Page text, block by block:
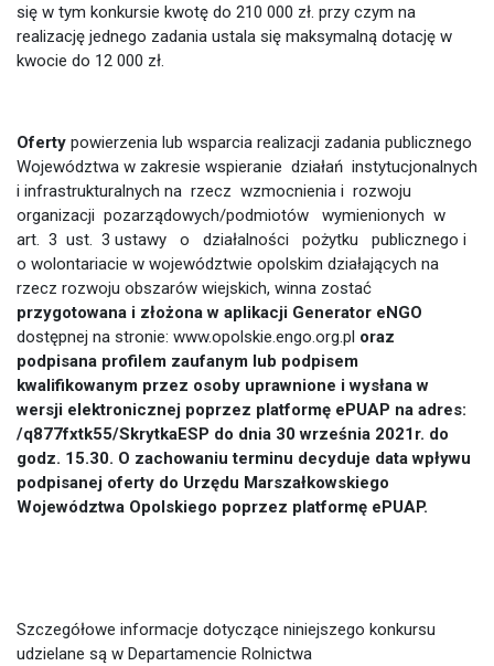
się w tym konkursie kwotę do 210 000 zł. przy czym na
realizację jednego zadania ustala się maksymalną dotację w
kwocie do 12 000 zł.
Oferty powierzenia lub wsparcia realizacji zadania publicznego
Województwa w zakresie wspieranie działań instytucjonalnych
i infrastrukturalnych na rzecz wzmocnienia i rozwoju
organizacji pozarządowych/podmiotów wymienionych w
art. 3 ust. 3 ustawy o działalności pożytku publicznego i
o wolontariacie w województwie opolskim działających na
rzecz rozwoju obszarów wiejskich, winna zostać
przygotowana i złożona w aplikacji Generator eNGO
dostępnej na stronie: www.opolskie.engo.org.pl oraz
podpisana profilem zaufanym lub podpisem
kwalifikowanym przez osoby uprawnione i wysłana w
wersji elektronicznej poprzez platformę ePUAP na adres:
/q877fxtk55/SkrytkaESP do dnia 30 września 2021r. do
godz. 15.30. O zachowaniu terminu decyduje data wpływu
podpisanej oferty do Urzędu Marszałkowskiego
Województwa Opolskiego poprzez platformę ePUAP.
Szczegółowe informacje dotyczące niniejszego konkursu
udzielane są w Departamencie Rolnictwa